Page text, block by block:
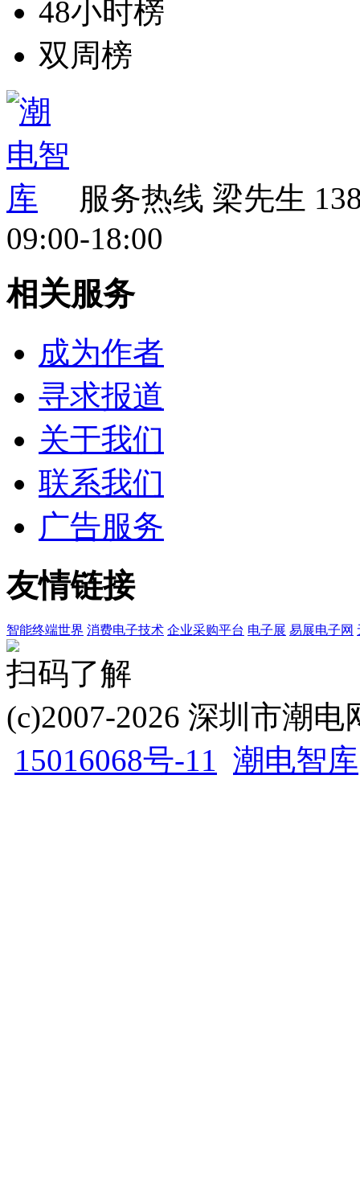
48小时榜
双周榜
服务热线 梁先生
09:00-18:00
相关服务
成为作者
寻求报道
关于我们
联系我们
广告服务
友情链接
智能终端世界 消费电子技术 企业采购平台 电子展 易展电子网
扫码了解
(c)2007-2026 深圳市潮
15016068号-11 潮电智库